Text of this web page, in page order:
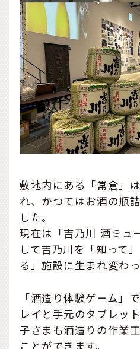
敷地内にある「常倉」
れ、かつてはお酒の瓶
した。
現在は「吉乃川 酒ミュ
して吉乃川を「知って
る」施設に生まれ変わっ
「酒造り体験ゲーム」
レイと手元のタブレッ
子さまも酒造りの作業
ことができます。